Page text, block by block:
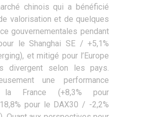
chinois qui a bénéficié
valorisation et de quelques
gouvernementales pendant
le Shanghai SE / +5,1%
et mitigé pour l’Europe
divergent selon les pays.
une performance
la France (+8,3% pour
pour le DAX30 / -2,2%